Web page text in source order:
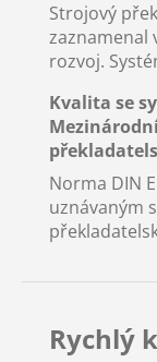
Strojový
zaznamenal
rozvoj.
Kvalita se
Norma DIN
uznávaným
Rychlý